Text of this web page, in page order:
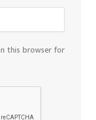
this browser for